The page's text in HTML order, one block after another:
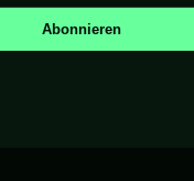
Abonnieren